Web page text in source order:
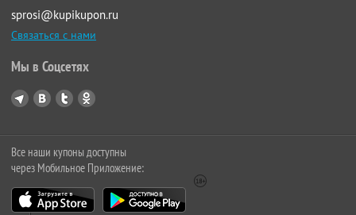
sprosi@kupikupon.ru
Связаться с нами
Мы в Соцсетях
Все наши купоны доступны
через Мобильное Приложение: